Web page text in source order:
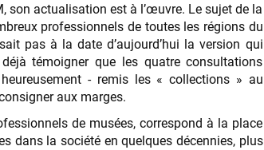
son actualisation est à l’œuvre. Le sujet de la
professionnels de toutes les régions du
pas à la date d’aujourd’hui la version qui
témoigner que les quatre consultations
- remis les « collections » au
aux marges.
de musées, correspond à la place
dans la société en quelques décennies, plus